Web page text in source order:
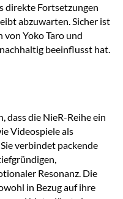
direkte Fortsetzungen
abzuwarten. Sicher ist
von Yoko Taro und
beeinflusst hat.
dass die NieR-Reihe ein
Videospiele als
verbindet packende
Resonanz. Die
in Bezug auf ihre